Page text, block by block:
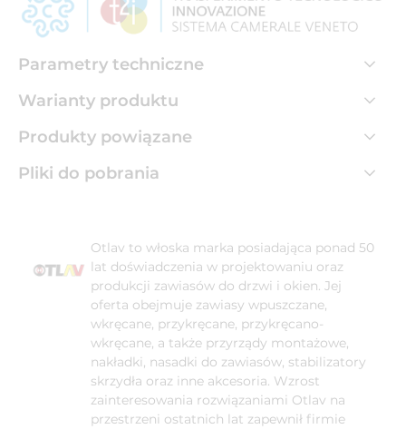
Parametry techniczne
Warianty produktu
Produkty powiązane
Pliki do pobrania
Otlav to włoska marka posiadająca ponad 50
lat doświadczenia w projektowaniu oraz
produkcji zawiasów do drzwi i okien. Jej
oferta obejmuje zawiasy wpuszczane,
wkręcane, przykręcane, przykręcano-
wkręcane, a także przyrządy montażowe,
nakładki, nasadki do zawiasów, stabilizatory
skrzydła oraz inne akcesoria. Wzrost
zainteresowania rozwiązaniami Otlav na
przestrzeni ostatnich lat zapewnił firmie